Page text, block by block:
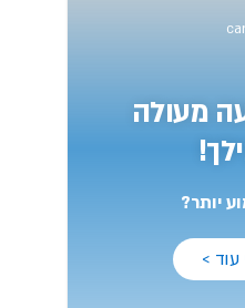
מעולה
יותר?
עוד >